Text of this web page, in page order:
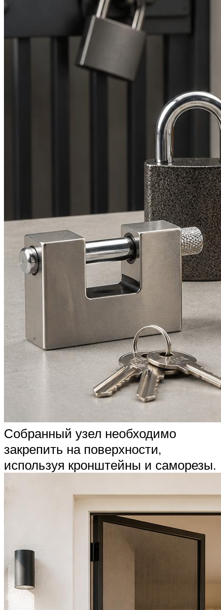
Собранный узел необходимо
закрепить на поверхности,
используя кронштейны и саморезы.